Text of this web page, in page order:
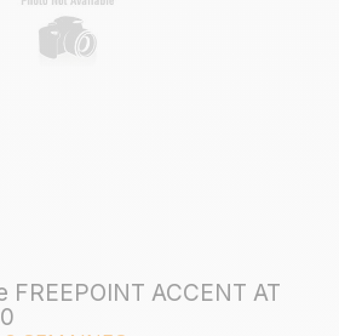
FREEPOINT ACCENT AT